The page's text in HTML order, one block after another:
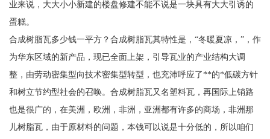
业来说，大大小小新建的楼盘修建不能不说是一块具有大大引诱的
蛋糕。
合成树脂瓦多少钱一平方？合成树脂瓦其特性是，“冬暖夏凉，”，作
为华东区域的新产品，现已全面上架，引导瓦业的产业结构大调
整，由劳动密集型向技术密集型转型，也充沛呼应了**的*低碳方针
和树立节约型社会的召唤。合成树脂瓦又名塑料瓦，再国际上销路
也是很广的，在美洲，欧洲，非洲，亚洲都有许多的商场，非洲那
儿树脂瓦，由于原材料的问题，本钱可以说是十分低的，所以咱们